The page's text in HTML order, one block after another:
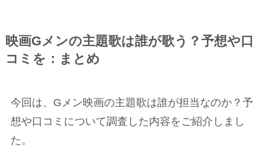
映画Gメンの主題歌は誰が歌う？予想や口
コミを：まとめ
今回は、Gメン映画の主題歌は誰が担当なのか？予
想や口コミについて調査した内容をご紹介しまし
た。